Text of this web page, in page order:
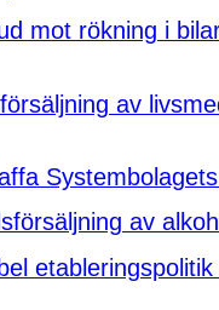
mot rökning i
av
av